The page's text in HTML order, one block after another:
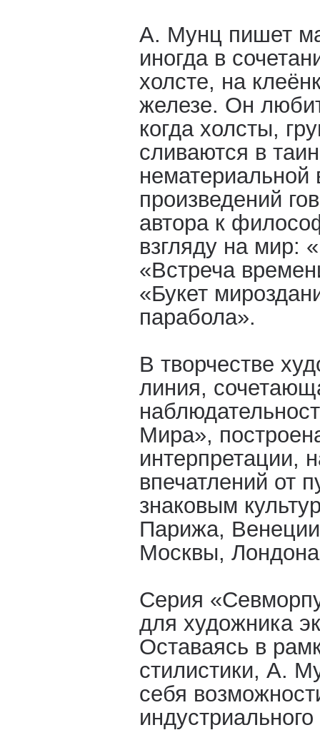
А. Мунц пишет
иногда в
холсте, на
железе. Он
когда холсты,
сливаются в
нематериальной
произведений
автора к
взгляду на мир:
«Встреча
«Букет
парабола».
В творчестве
линия,
Мира»,
интерпретации,
впечатлений от
знаковым
Парижа,
Москвы,
Серия
для художника
Оставаясь в
стилистики, А.
себя